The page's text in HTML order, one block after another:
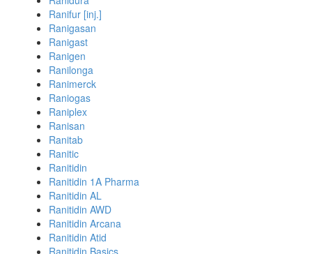
Ranifur [inj.]
Ranigasan
Ranigast
Ranigen
Ranilonga
Ranimerck
Raniogas
Raniplex
Ranisan
Ranitab
Ranitic
Ranitidin
Ranitidin 1A Pharma
Ranitidin AL
Ranitidin AWD
Ranitidin Arcana
Ranitidin Atid
Ranitidin Basics